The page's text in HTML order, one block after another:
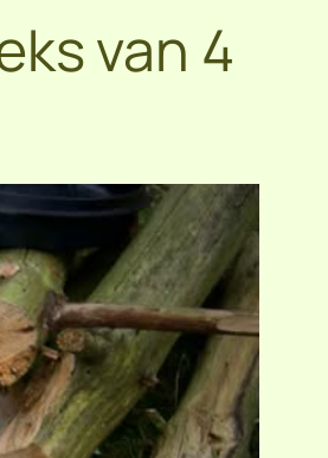
van 4